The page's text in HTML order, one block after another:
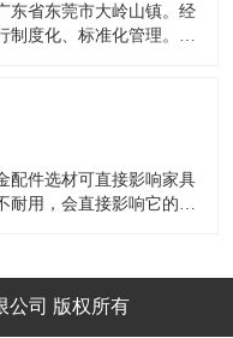
东省东莞市大岭山镇。经
度化、标准化管理。从
、美观、更具时代潮流
配件选材可直接影响家具
用，会直接影响它的使
同：钳工、表面涂覆处
公司 版权所有